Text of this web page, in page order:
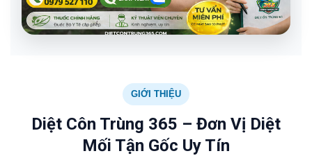
GIỚI THIỆU
Diệt Côn Trùng 365 – Đơn Vị Diệt
Mối Tận Gốc Uy Tín